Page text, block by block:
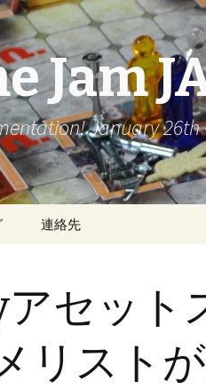
Jam
January 26th
連絡先
セット
リスト